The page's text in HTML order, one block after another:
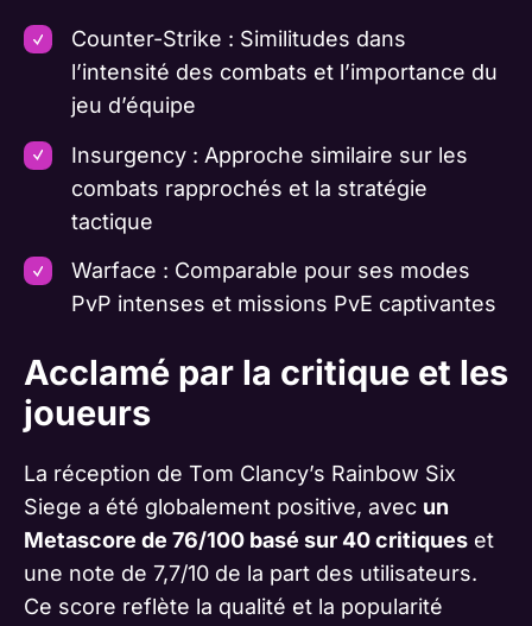
Counter-Strike : Similitudes dans
l’intensité des combats et l’importance du
jeu d’équipe
Insurgency : Approche similaire sur les
combats rapprochés et la stratégie
tactique
Warface : Comparable pour ses modes
PvP intenses et missions PvE captivantes
Acclamé par la critique et les
joueurs
La réception de Tom Clancy’s Rainbow Six
Siege a été globalement positive, avec un
Metascore de 76/100 basé sur 40 critiques et
une note de 7,7/10 de la part des utilisateurs.
Ce score reflète la qualité et la popularité